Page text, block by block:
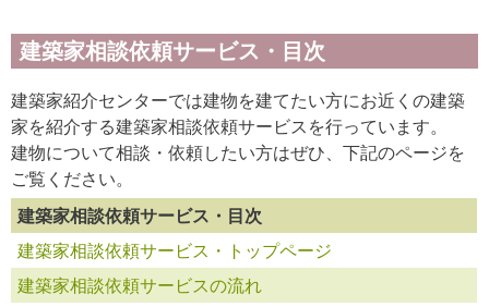
建築家相談依頼サービス・目次
建築家紹介センターでは建物を建てたい方にお近くの建築
家を紹介する建築家相談依頼サービスを行っています。
建物について相談・依頼したい方はぜひ、下記のページを
ご覧ください。
建築家相談依頼サービス・目次
建築家相談依頼サービス・トップページ
建築家相談依頼サービスの流れ